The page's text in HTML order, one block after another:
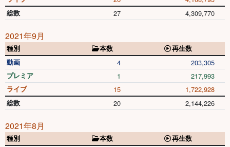
総数 27 4,309,770
2021年9月
種別 本数
再生数
動画
4 203,305
プレミア 1 217,993
ライブ 15 1,722,928
総数 20 2,144,226
2021年8月
種別 本数
再生数